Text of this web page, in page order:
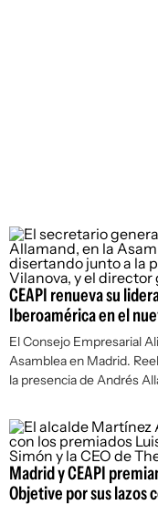
CEAPI renueva su
Iberoamérica en el
El Consejo Empresarial
Asamblea en Madrid.
la presencia de Andrés
Madrid y CEAPI
Objetive por sus lazos